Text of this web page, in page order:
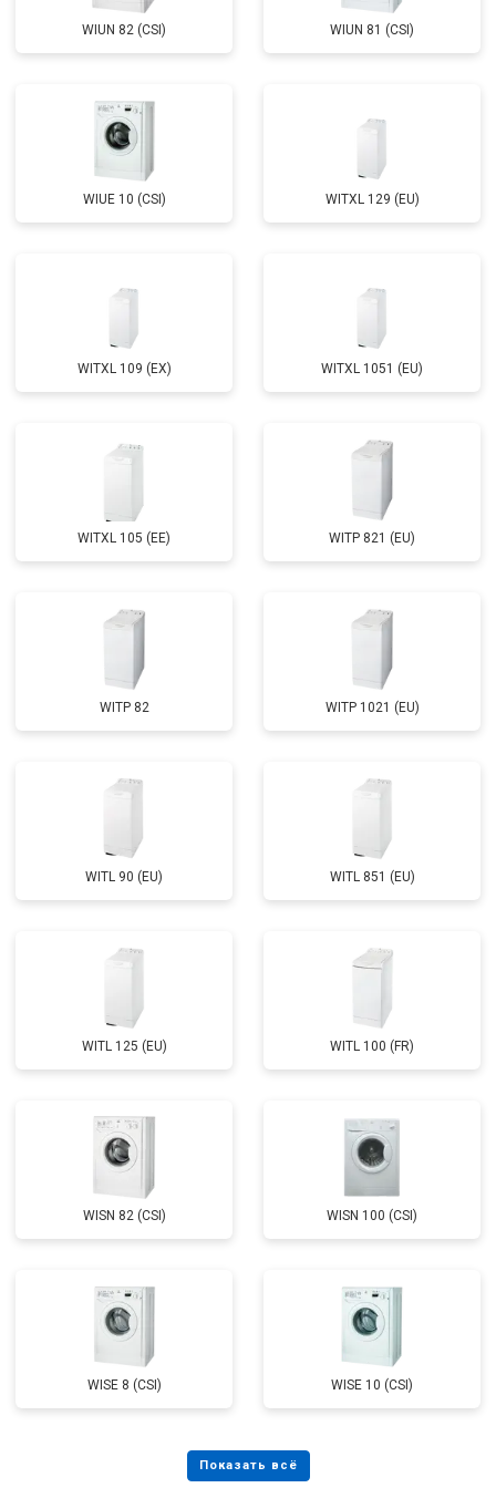
креплений, кнопок)
Замена амортизаторов
Замена подшипников от 2800 ₽
Замена мотора от 3800 ₽ Заказать
Замена блока управления Заказать
Замена прессостата от 3350 ₽ Заказать
Замена сливного шланга от 2100 ₽ Заказать
Замена УБЛ от 2100 ₽
Замена приводного ремня Заказать
WIUN 82 (CSI) WIUN 81 (CSI)
WIUE 10 (CSI) WITXL 129 (EU)
WITXL 109 (EX) WITXL 1051 (EU)
WITXL 105 (EE) WITP 821 (EU)
WITP 82 WITP 1021 (EU)
WITL 90 (EU) WITL 851 (EU)
WITL 125 (EU) WITL 100 (FR)
WISN 82 (CSI) WISN 100 (CSI)
WISE 8 (CSI) WISE 10 (CSI)